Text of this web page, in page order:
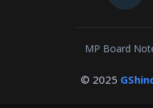
MP Board
© 2025